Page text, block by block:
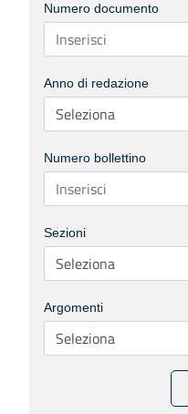
Numero documento
Anno di redazione
Numero bollettino
Sezioni
Argomenti